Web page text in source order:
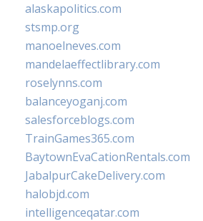
alaskapolitics.com
stsmp.org
manoelneves.com
mandelaeffectlibrary.com
roselynns.com
balanceyoganj.com
salesforceblogs.com
TrainGames365.com
BaytownEvaCationRentals.com
JabalpurCakeDelivery.com
halobjd.com
intelligenceqatar.com